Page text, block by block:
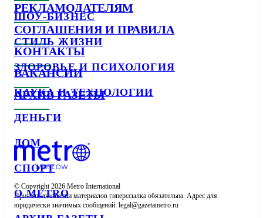
ШОУ-БИЗНЕС
СТИЛЬ ЖИЗНИ
ЗДОРОВЬЕ И ПСИХОЛОГИЯ
НАУКА И ТЕХНОЛОГИИ
ДЕНЬГИ
ДОМ
СПОРТ
О METRO
РЕКЛАМОДАТЕЛЯМ
СОГЛАШЕНИЯ И ПРАВИЛА
КОНТАКТЫ
ВАКАНСИИ
АРХИВ ГАЗЕТЫ
© Copyright 2026 Metro International
При использовании материалов гиперссылка обязательна. Адрес для
юридически значимых сообщений: